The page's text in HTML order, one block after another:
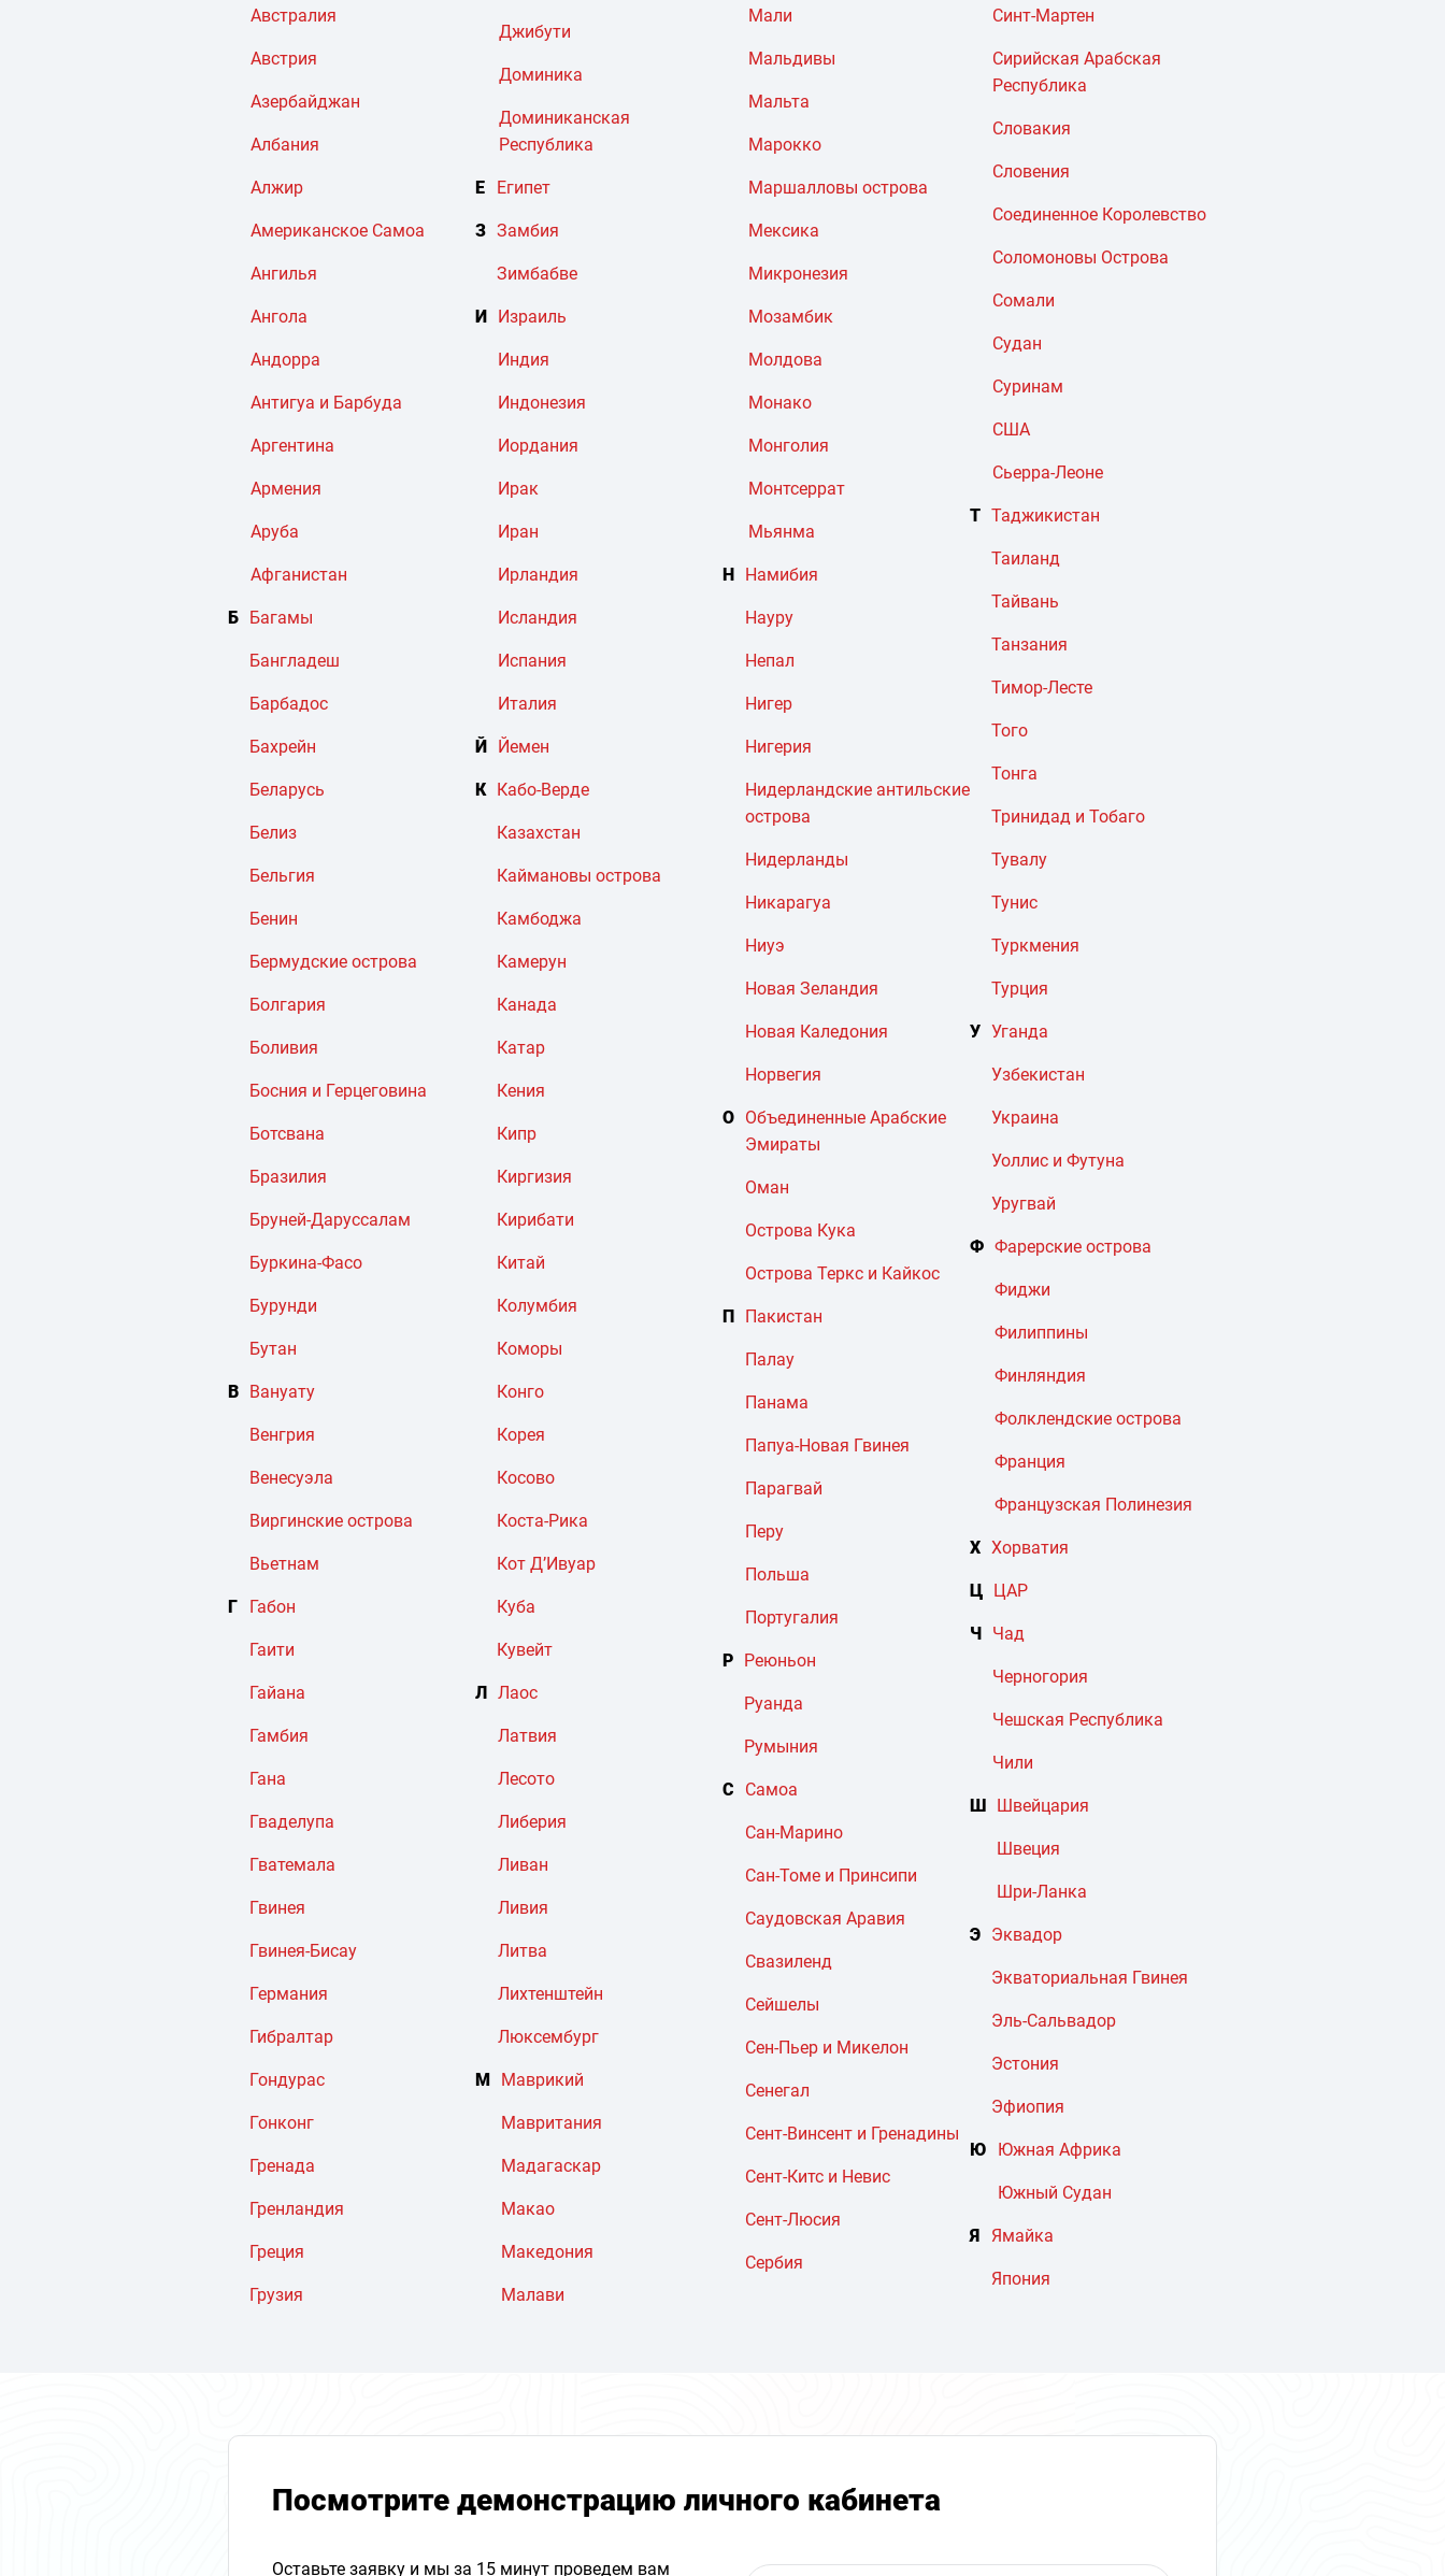
Австралия
Австрия
Азербайджан
Албания
Алжир
Американское Самоа
Ангилья
Ангола
Андорра
Антигуа и Барбуда
Аргентина
Армения
Аруба
Афганистан
Б Багамы
Бангладеш
Барбадос
Бахрейн
Беларусь
Белиз
Бельгия
Бенин
Бермудские острова
Болгария
Боливия
Босния и Герцеговина
Ботсвана
Бразилия
Бруней-Даруссалам
Буркина-Фасо
Бурунди
Бутан
В Вануату
Венгрия
Венесуэла
Виргинские острова
Вьетнам
Г Габон
Гаити
Гайана
Гамбия
Гана
Гваделупа
Гватемала
Гвинея
Гвинея-Бисау
Германия
Гибралтар
Гондурас
Гонконг
Гренада
Гренландия
Греция
Грузия
Джибути
Доминика
Доминиканская
Республика
Е Египет
З Замбия
Зимбабве
И Израиль
Индия
Индонезия
Иордания
Ирак
Иран
Ирландия
Исландия
Испания
Италия
Й Йемен
К Кабо-Верде
Казахстан
Каймановы острова
Камбоджа
Камерун
Канада
Катар
Кения
Кипр
Киргизия
Кирибати
Китай
Колумбия
Коморы
Конго
Корея
Косово
Коста-Рика
Кот Д’Ивуар
Куба
Кувейт
Л Лаос
Латвия
Лесото
Либерия
Ливан
Ливия
Литва
Лихтенштейн
Люксембург
М Маврикий
Мавритания
Мадагаскар
Макао
Македония
Малави
Мали
Мальдивы
Мальта
Марокко
Маршалловы острова
Мексика
Микронезия
Мозамбик
Молдова
Монако
Монголия
Монтсеррат
Мьянма
Н Намибия
Науру
Непал
Нигер
Нигерия
Нидерландские антильские
острова
Нидерланды
Никарагуа
Ниуэ
Новая Зеландия
Новая Каледония
Норвегия
О Объединенные Арабские
Эмираты
Оман
Острова Кука
Острова Теркс и Кайкос
П Пакистан
Палау
Панама
Папуа-Новая Гвинея
Парагвай
Перу
Польша
Португалия
Р Реюньон
Руанда
Румыния
С Самоа
Сан-Марино
Сан-Томе и Принсипи
Саудовская Аравия
Свазиленд
Сейшелы
Сен-Пьер и Микелон
Сенегал
Сент-Винсент и Гренадины
Сент-Китс и Невис
Сент-Люсия
Сербия
Синт-Мартен
Сирийская Арабская
Республика
Словакия
Словения
Соединенное Королевство
Соломоновы Острова
Сомали
Судан
Суринам
США
Сьерра-Леоне
Т Таджикистан
Таиланд
Тайвань
Танзания
Тимор-Лесте
Того
Тонга
Тринидад и Тобаго
Тувалу
Тунис
Туркмения
Турция
У Уганда
Узбекистан
Украина
Уоллис и Футуна
Уругвай
Ф Фарерские острова
Фиджи
Филиппины
Финляндия
Фолклендские острова
Франция
Французская Полинезия
Х Хорватия
Ц ЦАР
Ч Чад
Черногория
Чешская Республика
Чили
Ш Швейцария
Швеция
Шри-Ланка
Э Эквадор
Экваториальная Гвинея
Эль-Сальвадор
Эстония
Эфиопия
Ю Южная Африка
Южный Судан
Я Ямайка
Япония
Посмотрите демонстрацию личного кабинета
Оставьте заявку и мы за 15 минут проведем вам